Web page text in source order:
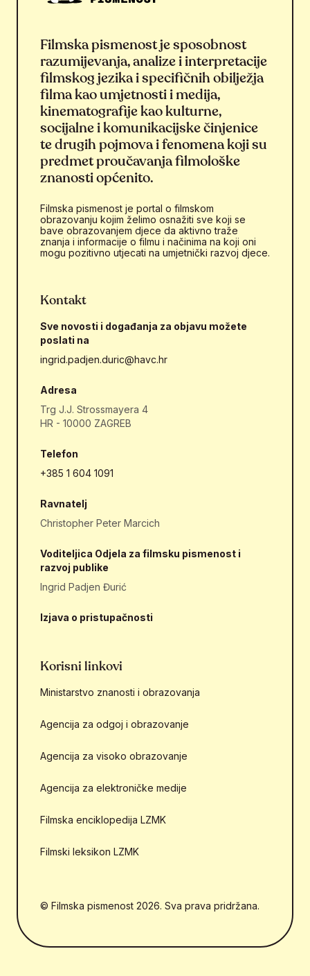
Filmska pismenost je sposobnost
razumijevanja, analize i interpretacije
filmskog jezika i specifičnih obilježja
filma kao umjetnosti i medija,
kinematografije kao kulturne,
socijalne i komunikacijske činjenice
te drugih pojmova i fenomena koji su
predmet proučavanja filmološke
znanosti općenito.
Filmska pismenost je portal o filmskom
obrazovanju kojim želimo osnažiti sve koji se
bave obrazovanjem djece da aktivno traže
znanja i informacije o filmu i načinima na koji oni
mogu pozitivno utjecati na umjetnički razvoj djece.
Kontakt
Sve novosti i događanja za objavu možete
poslati na
ingrid.padjen.duric@havc.hr
Adresa
Trg J.J. Strossmayera 4
HR - 10000 ZAGREB
Telefon
+385 1 604 1091
Ravnatelj
Christopher Peter Marcich
Voditeljica Odjela za filmsku pismenost i
razvoj publike
Ingrid Padjen Đurić
Izjava o pristupačnosti
Korisni linkovi
Ministarstvo znanosti i obrazovanja
Agencija za odgoj i obrazovanje
Agencija za visoko obrazovanje
Agencija za elektroničke medije
Filmska enciklopedija LZMK
Filmski leksikon LZMK
© Filmska pismenost 2026. Sva prava pridržana.